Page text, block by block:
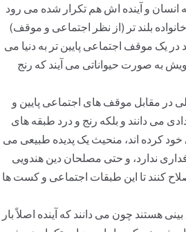
انسان و آینده اش هم تکرار شده می رود
بلند تر (از نظر اجتماعی و موقف)
یک موقف اجتماعی پایین تر به دنیا می
به صورت حیواناتی می آیند که رنج
در مقابل موقف های اجتماعی پایین و
می دانند و بلکه رنج و درد طبقه های
خود کرده اند، منحیث یک پدیده طبیعی می
ندارد، و حتی مصلحان دین هندویی
کنند تا این طبقات اجتماعی و کست ها
هستند چون می دانند که آینده اصلاً بار